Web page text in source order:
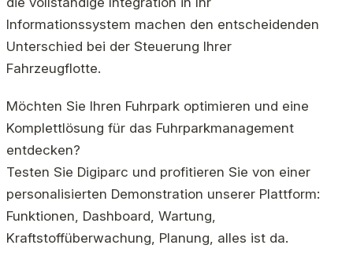
Informationssystem machen den entscheidenden
Unterschied bei der Steuerung Ihrer
Fahrzeugflotte.
Möchten Sie Ihren Fuhrpark optimieren und eine
Komplettlösung für das Fuhrparkmanagement
entdecken?
Testen Sie Digiparc und profitieren Sie von einer
personalisierten Demonstration unserer Plattform:
Funktionen, Dashboard, Wartung,
Kraftstoffüberwachung, Planung, alles ist da.